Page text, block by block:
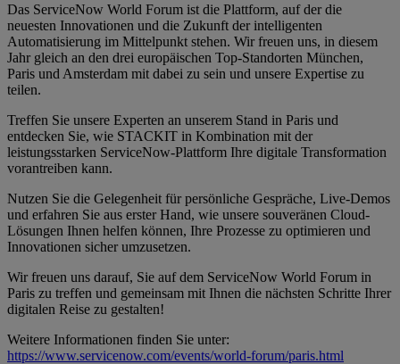
Das ServiceNow World Forum ist die Plattform, auf der die
neuesten Innovationen und die Zukunft der intelligenten
Automatisierung im Mittelpunkt stehen. Wir freuen uns, in diesem
Jahr gleich an den drei europäischen Top-Standorten München,
Paris und Amsterdam mit dabei zu sein und unsere Expertise zu
teilen.
Treffen Sie unsere Experten an unserem Stand in Paris und
entdecken Sie, wie STACKIT in Kombination mit der
leistungsstarken ServiceNow-Plattform Ihre digitale Transformation
vorantreiben kann.
Nutzen Sie die Gelegenheit für persönliche Gespräche, Live-Demos
und erfahren Sie aus erster Hand, wie unsere souveränen Cloud-
Lösungen Ihnen helfen können, Ihre Prozesse zu optimieren und
Innovationen sicher umzusetzen.
Wir freuen uns darauf, Sie auf dem ServiceNow World Forum in
Paris zu treffen und gemeinsam mit Ihnen die nächsten Schritte Ihrer
digitalen Reise zu gestalten!
Weitere Informationen finden Sie unter:
https://www.servicenow.com/events/world-forum/paris.html